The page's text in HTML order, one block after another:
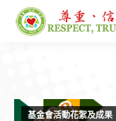
基金會活動花絮及成果